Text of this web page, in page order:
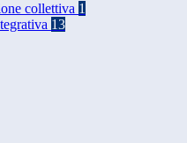
collettiva 1
13